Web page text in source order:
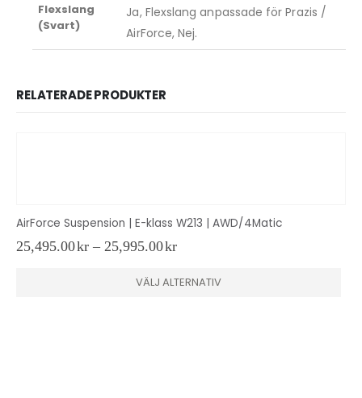
Flexslang
(Svart)
Ja, Flexslang anpassade för Prazis /
AirForce, Nej.
RELATERADE PRODUKTER
AirForce Suspension | E-klass W213 | AWD/4Matic
25,495.00kr – 25,995.00krPrisintervall:
till
25,995.00kr
VÄLJ ALTERNATIV